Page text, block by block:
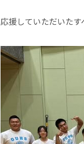
応援していただいたす